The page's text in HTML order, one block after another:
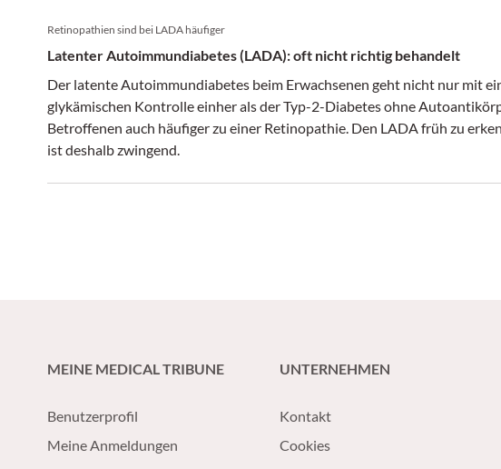
Retinopathien sind bei LADA häufiger
Latenter Autoimmundiabetes (LADA): oft nicht richtig behandelt
Der latente Autoimmundiabetes beim Erwachsenen geht nicht nur mit
glykämischen Kontrolle einher als der Typ-2-Diabetes ohne
Betroffenen auch häufiger zu einer Retinopathie. Den LADA früh zu
ist deshalb zwingend.
MEINE MEDICAL TRIBUNE
Benutzerprofil
Meine Anmeldungen
UNTERNEHMEN
Kontakt
Cookies